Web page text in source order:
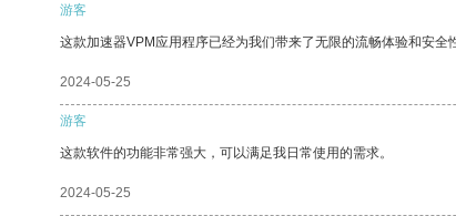
游客
这款加速器VPM应用程序已经为我们带来了无限的流畅体验和安全
2024-05-25
游客
这款软件的功能非常强大，可以满足我日常使用的需求。
2024-05-25